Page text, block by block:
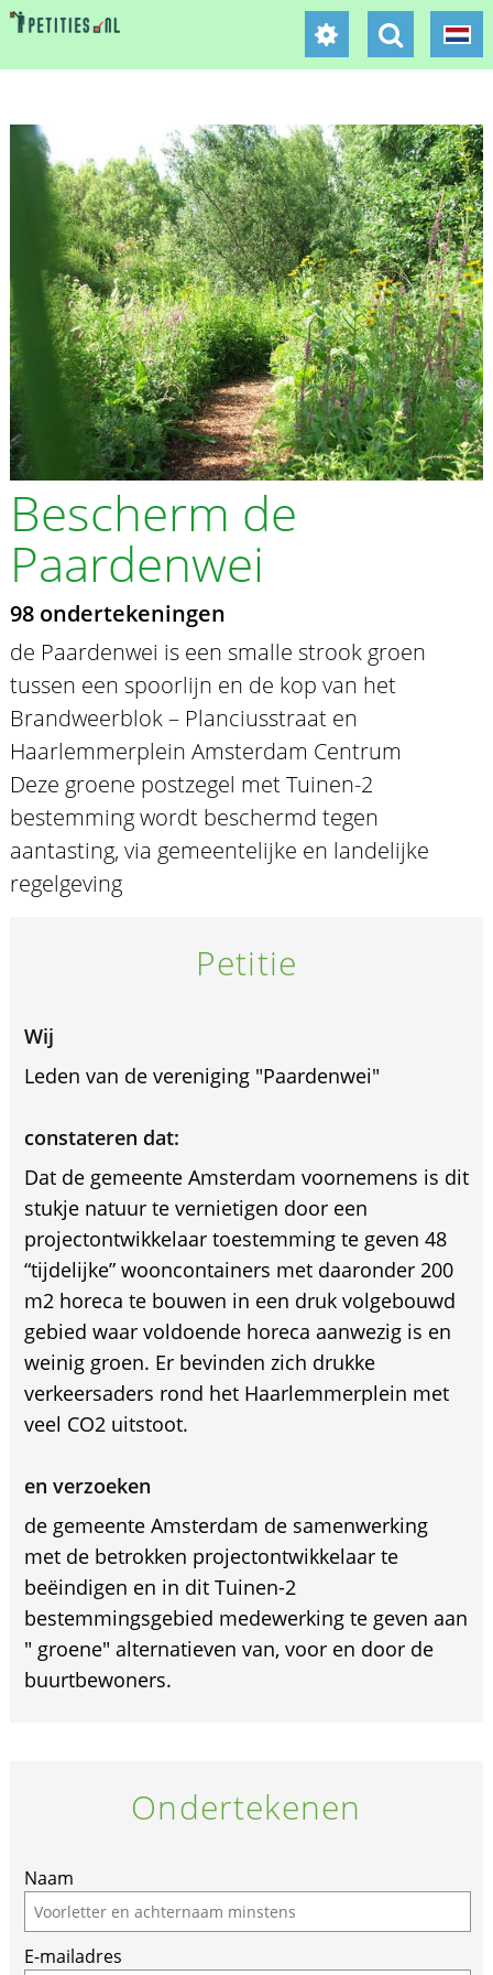
Bescherm de
Paardenwei
98 ondertekeningen
de Paardenwei is een smalle strook groen
tussen een spoorlijn en de kop van het
Brandweerblok – Planciusstraat en
Haarlemmerplein Amsterdam Centrum
Deze groene postzegel met Tuinen-2
bestemming wordt beschermd tegen
aantasting, via gemeentelijke en landelijke
regelgeving
Petitie
Wij
Leden van de vereniging "Paardenwei"
constateren dat:
Dat de gemeente Amsterdam voornemens is dit
stukje natuur te vernietigen door een
projectontwikkelaar toestemming te geven 48
“tijdelijke” wooncontainers met daaronder 200
m2 horeca te bouwen in een druk volgebouwd
gebied waar voldoende horeca aanwezig is en
weinig groen. Er bevinden zich drukke
verkeersaders rond het Haarlemmerplein met
veel CO2 uitstoot.
en verzoeken
de gemeente Amsterdam de samenwerking
met de betrokken projectontwikkelaar te
beëindigen en in dit Tuinen-2
bestemmingsgebied medewerking te geven aan
" groene" alternatieven van, voor en door de
buurtbewoners.
Ondertekenen
Naam
E-mailadres